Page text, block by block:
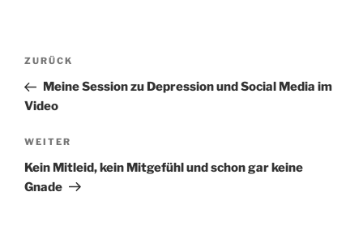
Beitragsnavigation
Vorheriger
Beitrag
ZURÜCK
Meine Session zu Depression und Social Media im
Video
Nächster
Beitrag
WEITER
Kein Mitleid, kein Mitgefühl und schon gar keine
Gnade